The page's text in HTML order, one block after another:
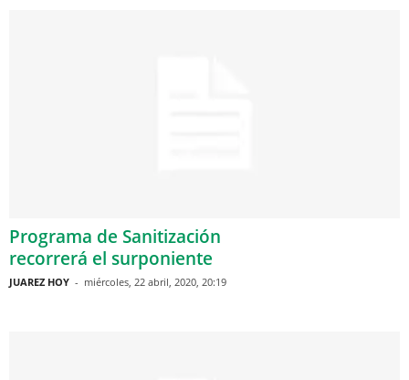
Programa de Sanitización
recorrerá el surponiente
JUAREZ HOY - miércoles, 22 abril, 2020, 20:19